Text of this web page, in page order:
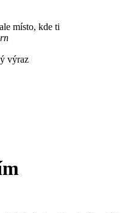
místo, kde ti
výraz